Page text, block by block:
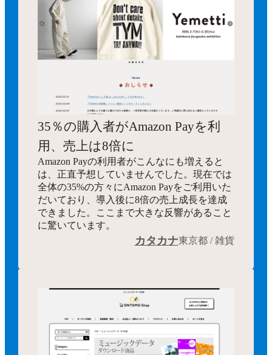
35％の購入者がAmazon Payを利
用、売上は8倍に
Amazon Payの利用者がこんなにも増えると
は、正直予想していませんでした。現在では
全体の35%の方々にAmazon Payをご利用いた
だいており、導入後に8倍の売上成長を達成
できました。ここまで大きな反響があること
に驚いています。
カタカナ東京都 / 雑貨